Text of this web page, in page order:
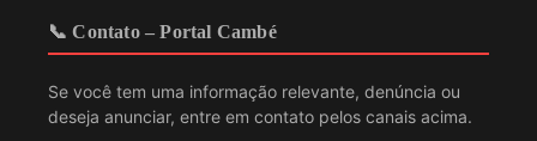
📞 Contato – Portal Cambé
Se você tem uma informação relevante, denúncia ou
deseja anunciar, entre em contato pelos canais acima.